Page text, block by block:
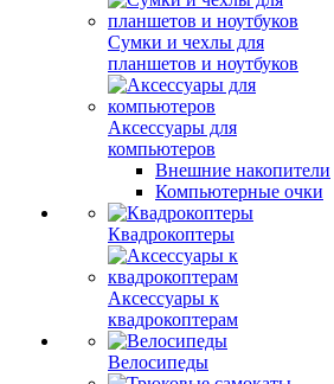
Сумки и чехлы для
планшетов и ноутбуков
Аксессуары для
компьютеров
Внешние накопители
Компьютерные очки
Квадрокоптеры
Аксессуары к
квадрокоптерам
Велосипеды